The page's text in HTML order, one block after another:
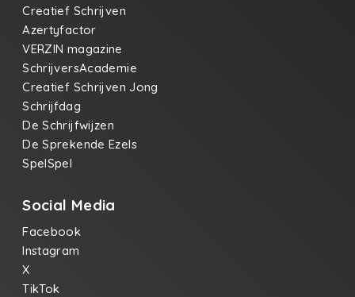
Creatief Schrijven
Azertyfactor
VERZIN magazine
SchrijversAcademie
Creatief Schrijven Jong
Schrijfdag
De Schrijfwijzen
De Sprekende Ezels
SpelSpel
Social Media
Facebook
Instagram
X
TikTok